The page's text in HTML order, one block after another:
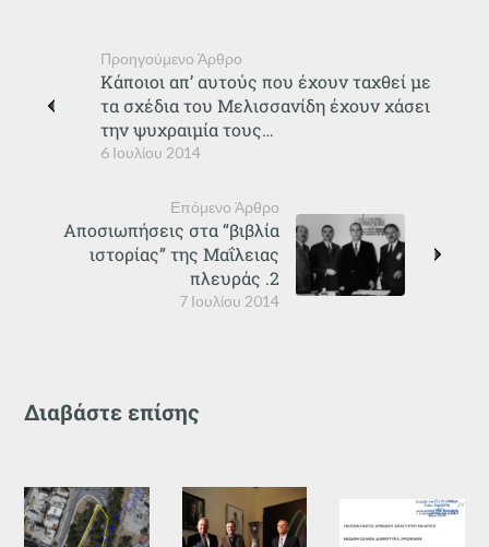
Προηγούμενο Άρθρο
6 Ιουλίου 2014
Κάποιοι απ’ αυτούς που έχουν ταχθεί με
τα σχέδια του Μελισσανίδη έχουν χάσει
την ψυχραιμία τους…
Επόμενο Άρθρο
7 Ιουλίου 2014
Αποσιωπήσεις στα “βιβλία
ιστορίας” της Μαΐλειας
πλευράς .2
Διαβάστε επίσης